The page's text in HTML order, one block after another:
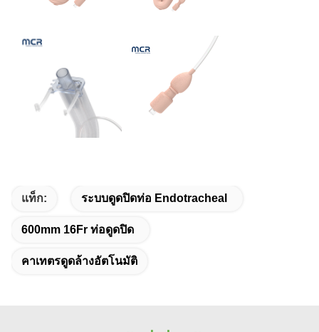
แท็ก: ระบบดูดปิดท่อ Endotracheal
600mm 16Fr ท่อดูดปิด
คาเทตรดูดล้างอัตโนมัติ